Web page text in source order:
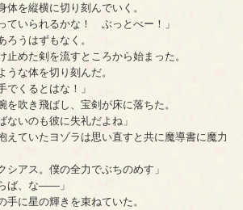
を縦横に切り刻んでいく。
ていられるかな！ ぶっとべー！」
うはずもなく。
めた剣を流すところから始まった。
な体を切り刻んだ。
くるとはな！」
吹き飛ばし、宝剣が床に落ちた。
いのも彼に失礼だよね」
ていたヨゾラは思い直すと共に魔導書に魔力
シアス。僕の全力でぶちのめす」
ば、な――」
に星の輝きを束ねていた。